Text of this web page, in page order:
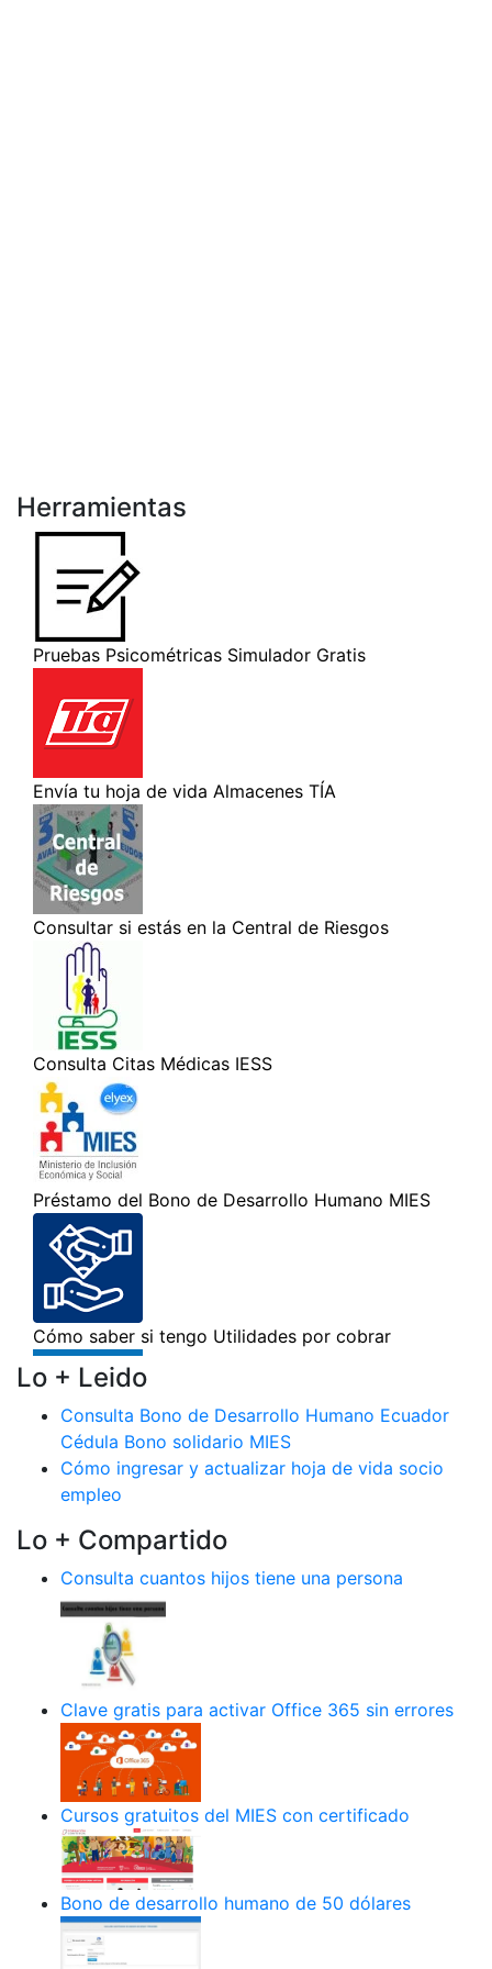
Herramientas
Lo + Leido
Consulta Bono de Desarrollo Humano Ecuador
Cédula Bono solidario MIES
Cómo ingresar y actualizar hoja de vida socio
empleo
Lo + Compartido
Consulta cuantos hijos tiene una persona
Clave gratis para activar Office 365 sin errores
Cursos gratuitos del MIES con certificado
Bono de desarrollo humano de 50 dólares